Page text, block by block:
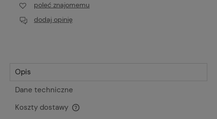
poleć znajomemu
dodaj opinię
Opis
Dane techniczne
Koszty dostawy
Cena nie zawiera ewentualnych kosztów płatności